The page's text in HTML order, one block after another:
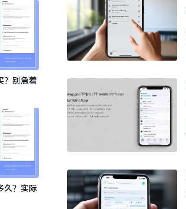
？别急着
久？实际